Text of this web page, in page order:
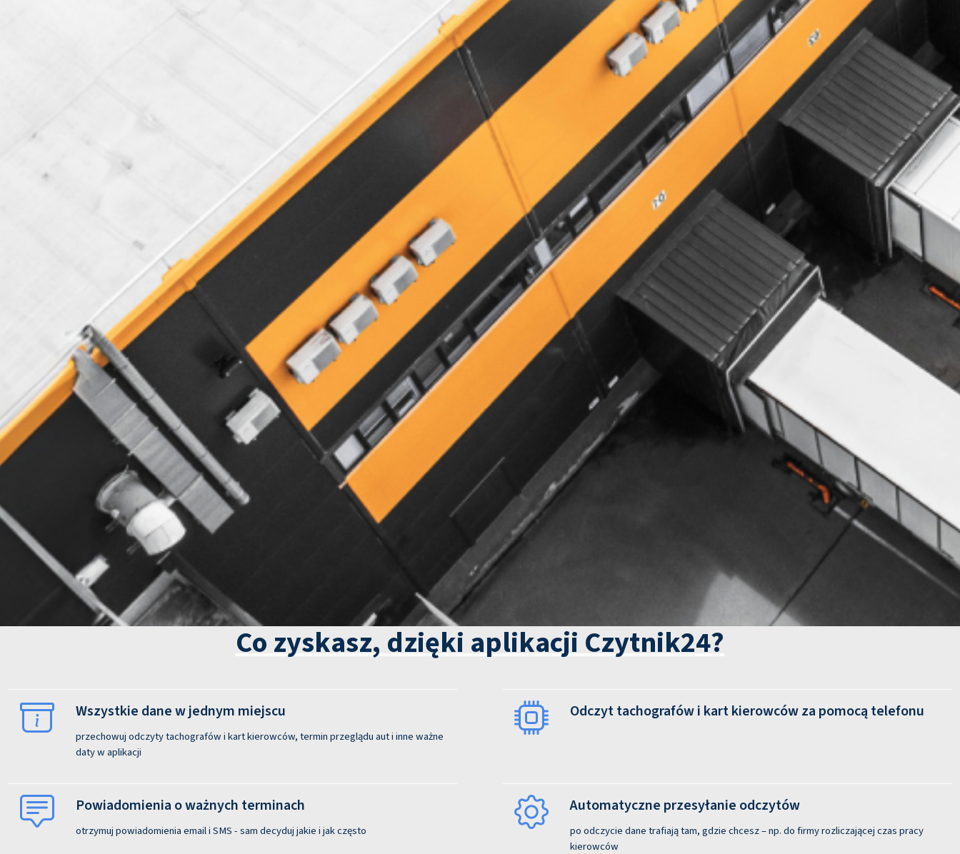
Co zyskasz, dzięki aplikacji Czytnik24?
Wszystkie dane w jednym miejscu
przechowuj odczyty tachografów i kart kierowców, termin przeglądu aut i inne ważne
daty w aplikacji
Odczyt tachografów i kart kierowców za pomocą telefonu
Powiadomienia o ważnych terminach
otrzymuj powiadomienia email i SMS - sam decyduj jakie i jak często
Automatyczne przesyłanie odczytów
po odczycie dane trafiają tam, gdzie chcesz – np. do firmy rozliczającej czas pracy
kierowców